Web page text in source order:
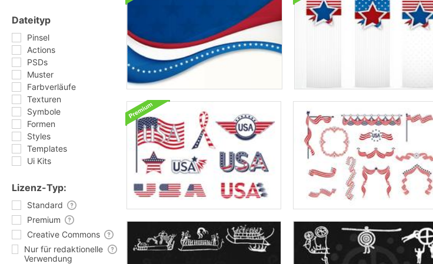
Dateityp
Pinsel
Actions
PSDs
Muster
Farbverläufe
Texturen
Symbole
Formen
Styles
Templates
Ui Kits
Lizenz-Typ:
Standard
Premium
Creative Commons
Nur für redaktionelle
Verwendung